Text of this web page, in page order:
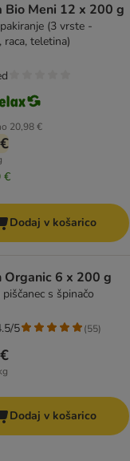
Bio Meni 12 x 200 g
(3 vrste -
raca, teletina)
20,98 €
€
Dodaj v košarico
Organic 6 x 200 g
s špinačo
5 (55)
Dodaj v košarico